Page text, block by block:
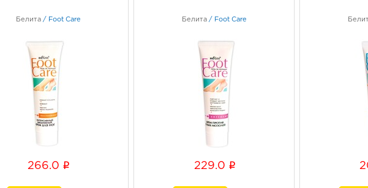
Белита / Foot Care
266.0 i
Белита / Foot Care
229.0 i